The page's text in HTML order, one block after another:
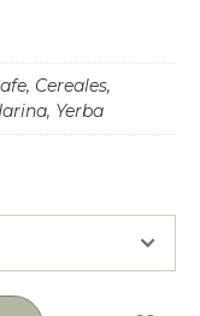
Cereales,
Yerba